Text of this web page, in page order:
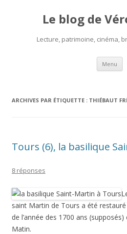
Le blog de
Lecture, patrimoine, cinéma,
Menu
ARCHIVES PAR ÉTIQUETTE : THIÉBAUT
Tours (6), la basilique
8 réponses
saint Martin de Tours a été
de l’année des 1700 ans
Matin.